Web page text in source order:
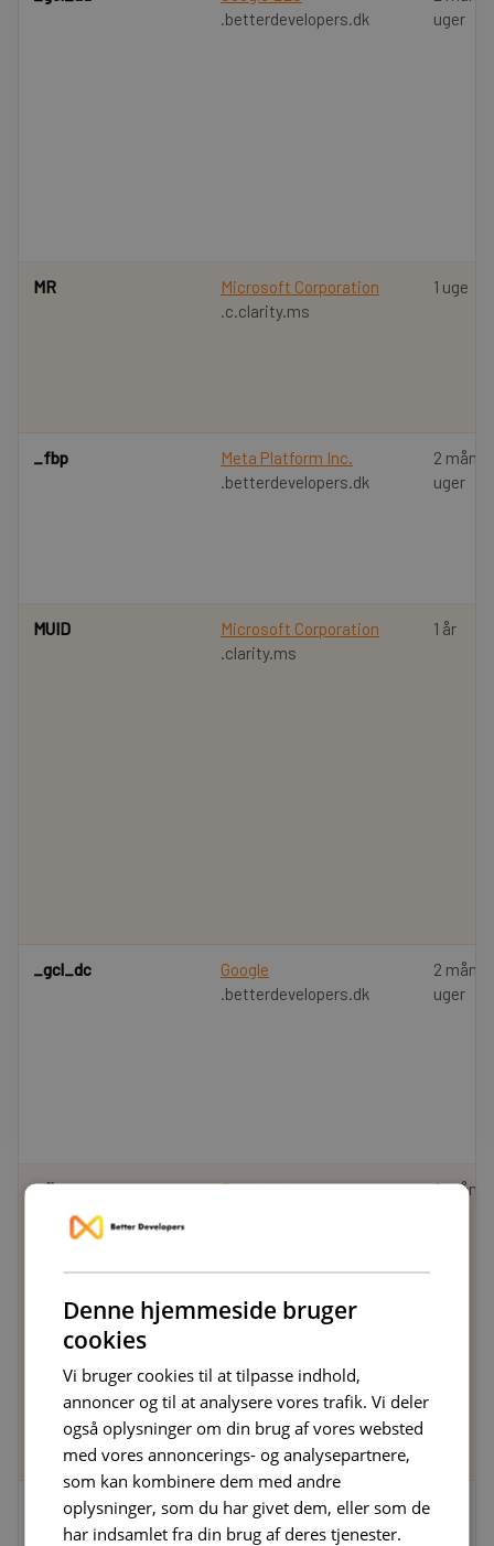
.betterdevelopers.dk
uger
MR
Microsoft Corporation
.c.clarity.ms
1 uge
_fbp
Meta Platform Inc.
.betterdevelopers.dk
2
uger
MUID
Microsoft Corporation
.clarity.ms
1 år
_gcl_dc
Google
.betterdevelopers.dk
2
uger
_fbc
Facebook
2
SRM_B
Microsoft Corporation
.c.bing.com
Denne hjemmeside bruger
cookies
Vi bruger cookies til at tilpasse indhold,
annoncer og til at analysere vores trafik. Vi deler
også oplysninger om din brug af vores websted
med vores annoncerings- og analysepartnere,
som kan kombinere dem med andre
oplysninger, som du har givet dem, eller som de
har indsamlet fra din brug af deres tjenester.